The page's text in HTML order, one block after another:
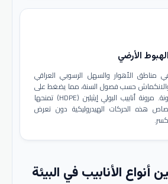
الأرضي
في مناطق الأهوار والسهل الرسوبي العراقي
والانكماش حسب فصول السنة، مما يضغط على
شبكات الأنابيب المدفونة. مرونة أنابيب البولي إيثيلين (HDPE) تمنحها
هذه الحركات الهيدروليكية دون تعرض
أنواع الأنابيب في البيئة